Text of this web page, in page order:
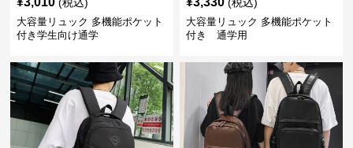
大容量リュック 多機能ポケット
付き学生向け通学
大容量リュック 多機能ポケット
付き 通学用